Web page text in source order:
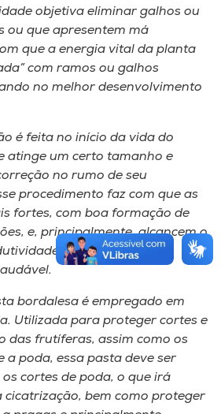
objetiva eliminar galhos ou
ou que apresentem má
que a energia vital da planta
com ramos ou galhos
no melhor desenvolvimento
é feita no início da vida do
atinge um certo tamanho e
no rumo de seu
procedimento faz com que as
fortes, com boa formação de
e, principalmente, alcancem o
através de uma
bordalesa é empregado em
Utilizada para proteger cortes e
das frutíferas, assim como os
a poda, essa pasta deve ser
cortes de poda, o que irá
bem como proteger